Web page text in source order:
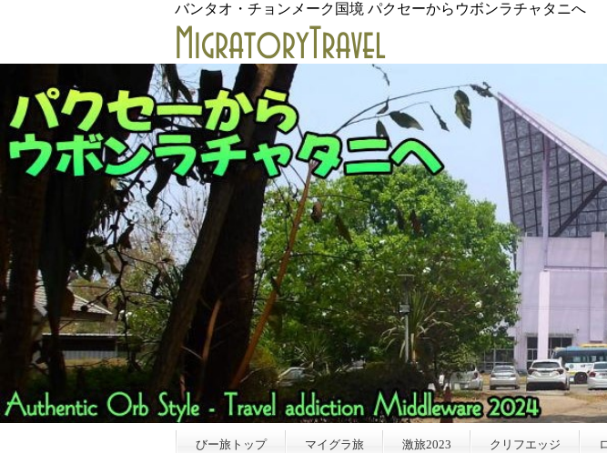
バンタオ・チョンメーク国境 パクセーからウボンラチャタニへ
びー旅トップ マイグラ旅 激旅2023 クリフエッジ